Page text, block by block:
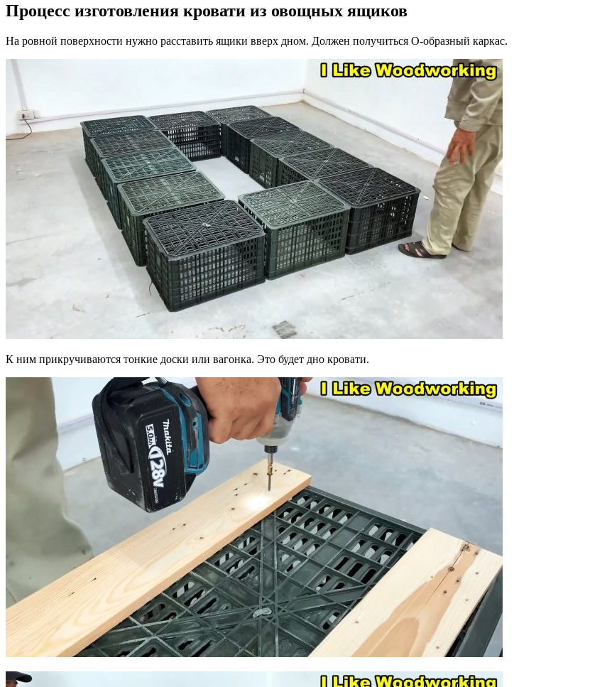
Процесс изготовления кровати из овощных ящиков
На ровной поверхности нужно расставить ящики вверх дном. Должен получиться О-образный каркас.
К ним прикручиваются тонкие доски или вагонка. Это будет дно кровати.